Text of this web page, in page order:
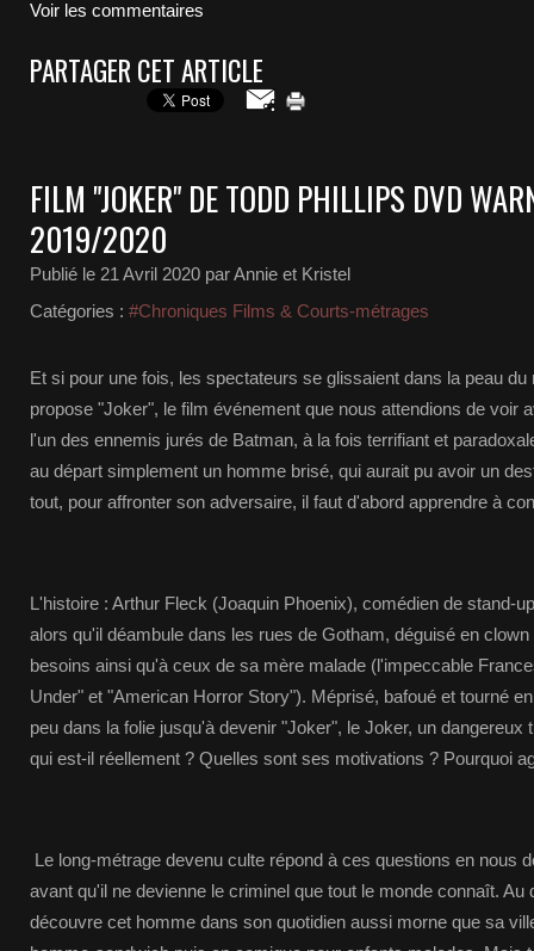
Voir les commentaires
PARTAGER CET ARTICLE
FILM "JOKER" DE TODD PHILLIPS DVD
2019/2020
Publié le 21 Avril 2020 par Annie et Kristel
Catégories : #Chroniques Films & Courts-métrages
Et si pour une fois, les spectateurs se glissaient dans la peau
propose "Joker", le film événement que nous attendions de voir
l'un des ennemis jurés de Batman, à la fois terrifiant et
au départ simplement un homme brisé, qui aurait pu avoir un
tout, pour affronter son adversaire, il faut d'abord apprendre à
L'histoire : Arthur Fleck (Joaquin Phoenix), comédien de stand-
alors qu'il déambule dans les rues de Gotham, déguisé en
besoins ainsi qu'à ceux de sa mère malade (l'impeccable
Under" et "American Horror Story"). Méprisé, bafoué et tourné
peu dans la folie jusqu'à devenir "Joker", le Joker, un dangereux
qui est-il réellement ? Quelles sont ses motivations ? Pourquoi
Le long-métrage devenu culte répond à ces questions en nous
avant qu'il ne devienne le criminel que tout le monde connaît. Au
découvre cet homme dans son quotidien aussi morne que sa